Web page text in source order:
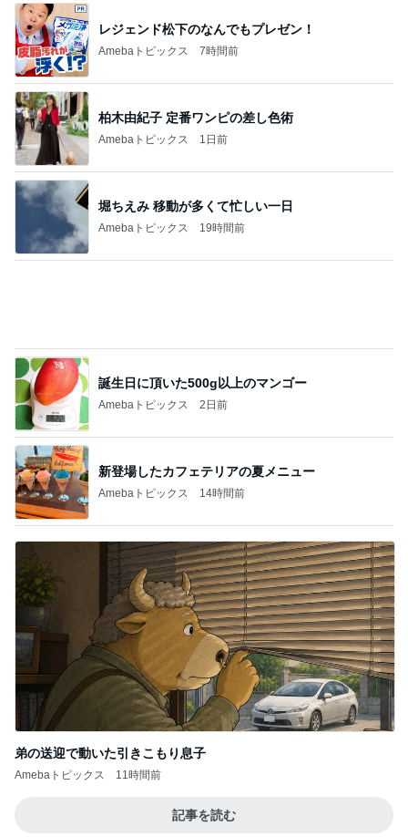
レジェンド松下のなんでもプレゼン！
Amebaトピックス 7時間前
柏木由紀子 定番ワンピの差し色術
Amebaトピックス 1日前
堀ちえみ 移動が多くて忙しい一日
Amebaトピックス 19時間前
新登場したカフェテリアの夏メニュー
Amebaトピックス 14時間前
弟の送迎で動いた引きこもり息子
Amebaトピックス 11時間前
記事を読む
Amebaトピックス 9時間前